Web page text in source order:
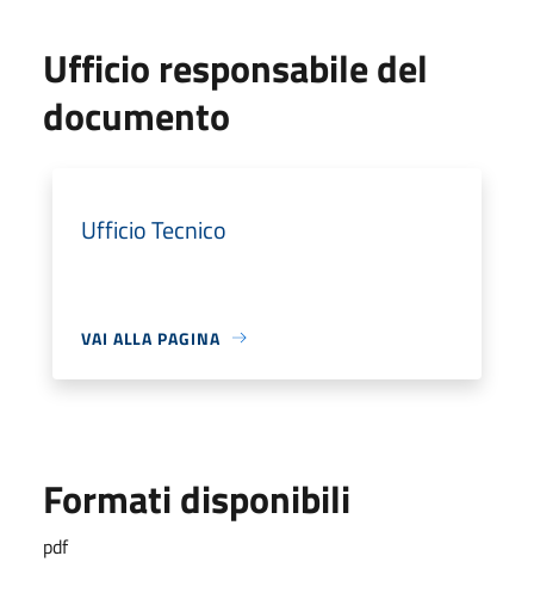
Ufficio responsabile del
documento
Ufficio Tecnico
VAI ALLA PAGINA
Formati disponibili
pdf